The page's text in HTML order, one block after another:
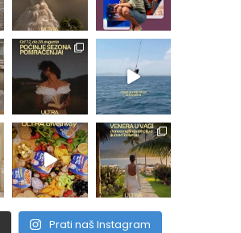
Prati naš Instagram